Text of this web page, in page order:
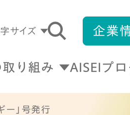
サイズ 企業
取り組み AISEIプロ
ー」号発行